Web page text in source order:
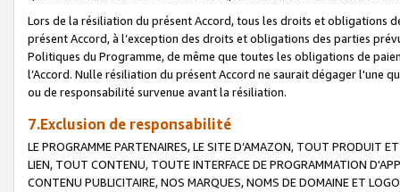
Lors de la résiliation du présent Accord, tous les droits et obligations
présent Accord, à l’exception des droits et obligations des parties
Politiques du Programme, de même que toutes les obligations de
l’Accord. Nulle résiliation du présent Accord ne saurait dégager l'une
ou de responsabilité survenue avant la résiliation.
7.Exclusion de responsabilité
LE PROGRAMME PARTENAIRES, LE SITE D’AMAZON, TOUT PRODUIT
LIEN, TOUT CONTENU, TOUTE INTERFACE DE PROGRAMMATION
CONTENU PUBLICITAIRE, NOS MARQUES, NOMS DE DOMAINE ET